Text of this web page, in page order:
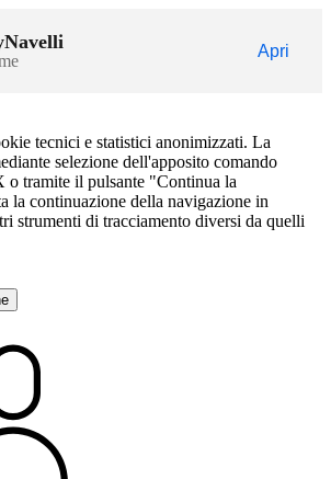
Apri
tecnici e statistici anonimizzati. La
selezione dell'apposito comando
o tramite il pulsante "Continua la
la continuazione della navigazione in
strumenti di tracciamento diversi da quelli